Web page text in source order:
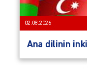
02.08.2026
Ana dilinin